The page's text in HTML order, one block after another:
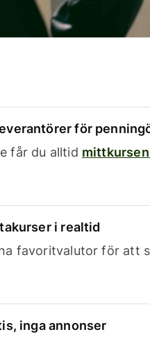
för
får du alltid
i realtid
favoritvalutor för att
inga annonser